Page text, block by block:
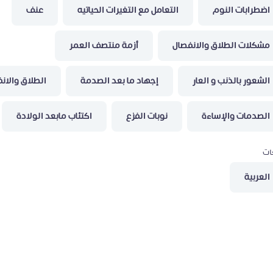
اضطرابات النوم التعامل مع التغيرات الحياتيه عنف
مشكلات الطلاق والانفصال أزمة منتصف العمر
الشعور بالذنب و العار إجهاد ما بعد الصدمة الطلاق
الصدمات والإساءة نوبات الفزع اكتئاب مابعد الولادة
العربية